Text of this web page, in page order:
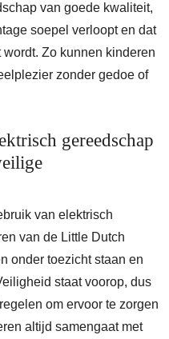
van goede kwaliteit,
soepel verloopt en dat
Zo kunnen kinderen
zonder gedoe of
gereedschap
van elektrisch
van de Little Dutch
onder toezicht staan en
staat voorop, dus
om ervoor te zorgen
altijd samengaat met